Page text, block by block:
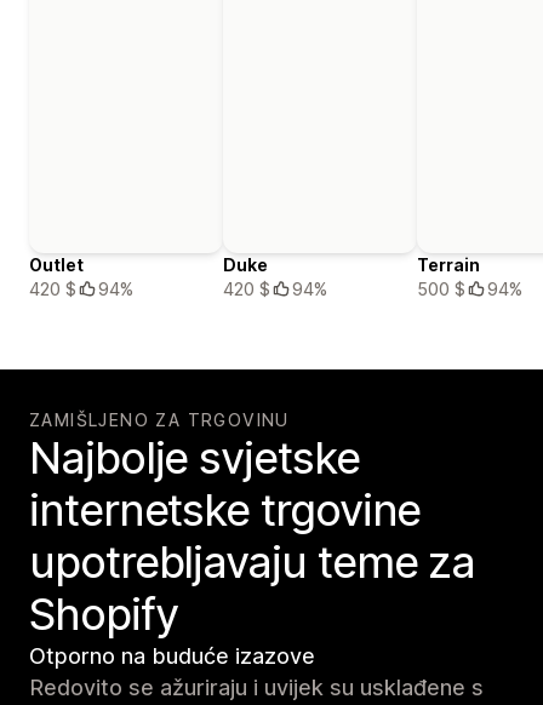
Outlet
420 $
94%
Duke
420 $
94%
Terrain
500 $
94%
ZAMIŠLJENO ZA TRGOVINU
Najbolje svjetske
internetske trgovine
upotrebljavaju teme za
Shopify
Otporno na buduće izazove
Redovito se ažuriraju i uvijek su usklađene s